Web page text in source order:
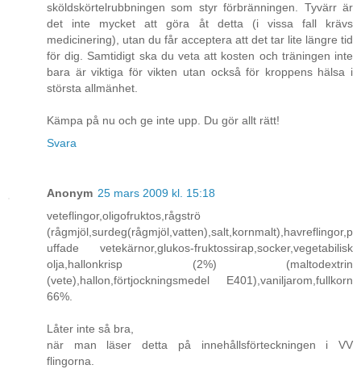
sköldskörtelrubbningen som styr förbränningen. Tyvärr är
det inte mycket att göra åt detta (i vissa fall krävs
medicinering), utan du får acceptera att det tar lite längre tid
för dig. Samtidigt ska du veta att kosten och träningen inte
bara är viktiga för vikten utan också för kroppens hälsa i
största allmänhet.
Kämpa på nu och ge inte upp. Du gör allt rätt!
Svara
Anonym 25 mars 2009 kl. 15:18
veteflingor,oligofruktos,rågströ
(rågmjöl,surdeg(rågmjöl,vatten),salt,kornmalt),havreflingor,p
uffade vetekärnor,glukos-fruktossirap,socker,vegetabilisk
olja,hallonkrisp (2%) (maltodextrin
(vete),hallon,förtjockningsmedel E401),vaniljarom,fullkorn
66%.
Låter inte så bra,
när man läser detta på innehållsförteckningen i VV
flingorna.